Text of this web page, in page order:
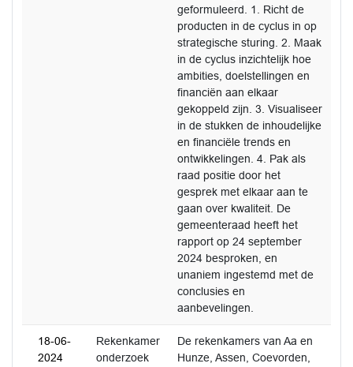
geformuleerd. 1. Richt de
producten in de cyclus in op
strategische sturing. 2. Maak
in de cyclus inzichtelijk hoe
ambities, doelstellingen en
financiën aan elkaar
gekoppeld zijn. 3. Visualiseer
in de stukken de inhoudelijke
en financiële trends en
ontwikkelingen. 4. Pak als
raad positie door het
gesprek met elkaar aan te
gaan over kwaliteit. De
gemeenteraad heeft het
rapport op 24 september
2024 besproken, en
unaniem ingestemd met de
conclusies en
aanbevelingen.
18-06-
2024
Rekenkamer
onderzoek
De rekenkamers van Aa en
Hunze, Assen, Coevorden,